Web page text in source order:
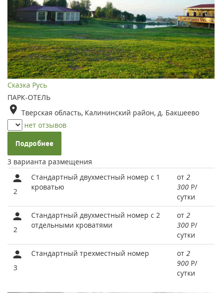
Сказка Русь
ПАРК-ОТЕЛЬ
Тверская область, Калининский район, д. Бакшеево
нет отзывов
Подробнее
3 варианта размещения
2
Стандартный двухместный номер с 1
кроватью
от 2
300 Р/
сутки
2
Стандартный двухместный номер с 2
отдельными кроватями
от 2
300 Р/
сутки
3
Стандартный трехместный номер от 2
900 Р/
сутки